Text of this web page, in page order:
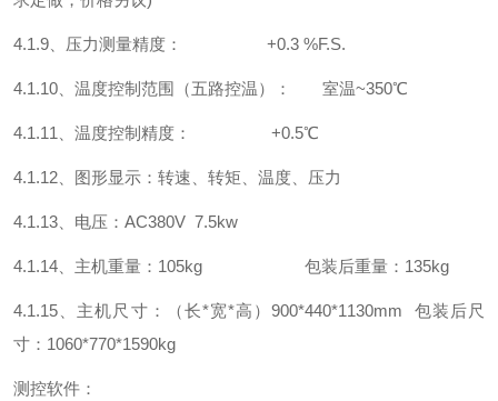
4.1.9、压力测量精度： +0.3 %F.S.
4.1.10、温度控制范围（五路控温）： 室温~350℃
4.1.11、温度控制精度： +0.5℃
4.1.12、图形显示：转速、转矩、温度、压力
4.1.13、电压：AC380V 7.5kw
4.1.14、主机重量：105kg 包装后重量：135kg
4.1.15、主机尺寸：（长*宽*高）900*440*1130mm 包装后尺
寸：1060*770*1590kg
测控软件：